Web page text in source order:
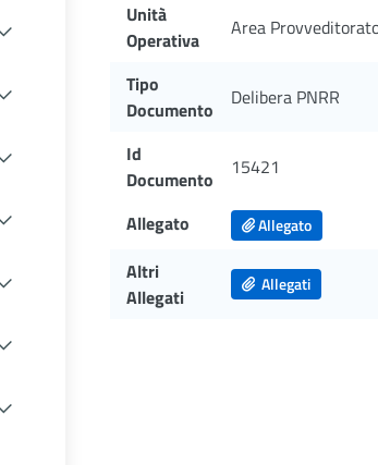
Unità
Operativa
Area
Tipo
Documento
Delibera PNRR
Id
Documento
15421
Allegato Allegato
Altri
Allegati
Allegati